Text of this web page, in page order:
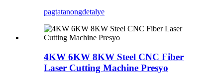
pagtatanongdetalye
4KW 6KW 8KW Steel CNC Fiber
Laser Cutting Machine Presyo